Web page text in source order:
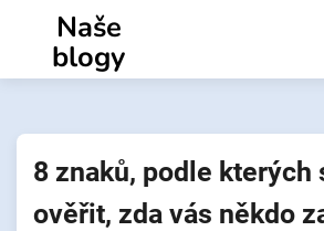
obsahu
Naše
blogy
O Nás
8 znaků, podle kterých
ověřit, zda vás někdo